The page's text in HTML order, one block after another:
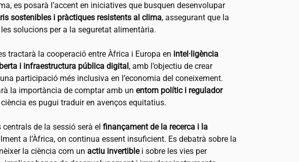
es posarà l’accent en iniciatives que busquen desenvolupar
sostenibles i pràctiques resistents al clima, assegurant que la
solucions per a la seguretat alimentària.
tractarà la cooperació entre Àfrica i Europa en intel·ligència
i infraestructura pública digital, amb l’objectiu de crear
participació més inclusiva en l’economia del coneixement.
la importància de comptar amb un entorn polític i regulador
es pugui traduir en avenços equitatius.
de la sessió serà el finançament de la recerca i la
a l’Àfrica, on continua essent insuficient. Es debatrà sobre la
la ciència com un actiu invertiblei sobre les vies per